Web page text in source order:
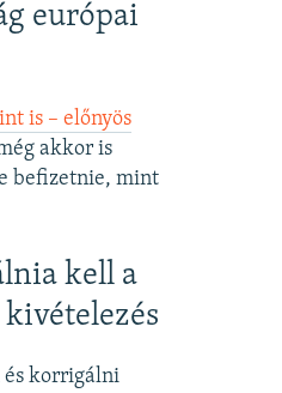
európai
is – előnyös
akkor is
befizetnie, mint
kell a
és korrigálni